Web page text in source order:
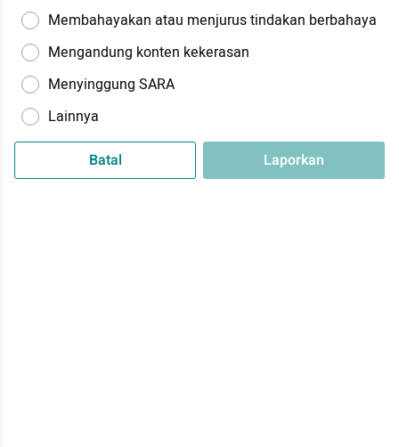
Membahayakan atau menjurus tindakan berbahaya
Mengandung konten kekerasan
Menyinggung SARA
Lainnya
Batal Laporkan